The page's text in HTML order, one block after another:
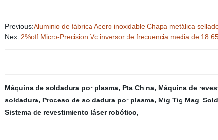
Previous:Aluminio de fábrica Acero inoxidable Chapa metálica
Next:2%off Micro-Precision Vc inversor de frecuencia media de
Máquina de soldadura por plasma, Pta China, Máquina de
soldadura, Proceso de soldadura por plasma, Mig Tig Mag,
Sistema de revestimiento láser robótico,